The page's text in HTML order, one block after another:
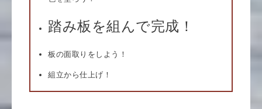
踏み板を組んで完成！
板の面取りをしよう！
組立から仕上げ！